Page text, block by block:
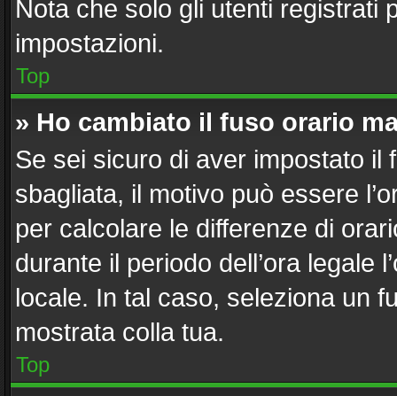
Nota che solo gli utenti registrati
impostazioni.
Top
» Ho cambiato il fuso orario
Se sei sicuro di aver impostato il
sbagliata, il motivo può essere
per calcolare le differenze di
durante il periodo dell’ora legale
locale. In tal caso, seleziona un
mostrata colla tua.
Top